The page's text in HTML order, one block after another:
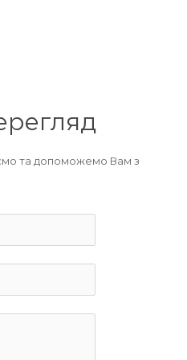
та допоможемо Вам з